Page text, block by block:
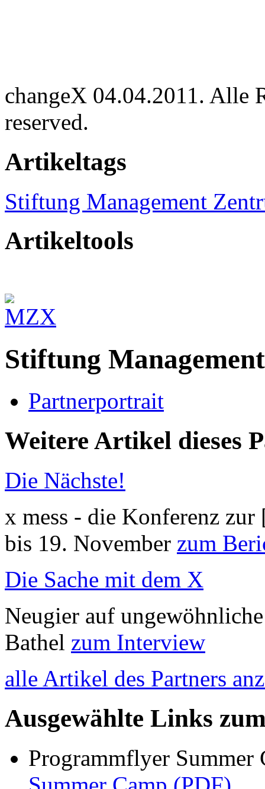
changeX 04.04.2011. Alle
reserved.
Artikeltags
Stiftung Management
Artikeltools
Stiftung
Partnerportrait
Weitere Artikel dieses
Die Nächste!
x mess - die Konferenz
bis 19. November zum
Die Sache mit dem X
Neugier auf
Bathel zum Interview
alle Artikel des Partners
Ausgewählte Links
Programmflyer Summer